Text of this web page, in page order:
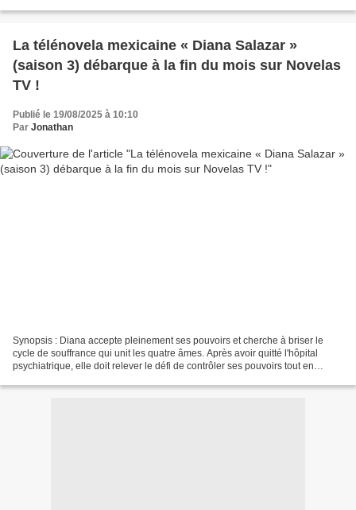
La télénovela mexicaine « Diana Salazar »
(saison 3) débarque à la fin du mois sur Novelas
TV !
Publié le 19/08/2025 à 10:10
Par Jonathan
Synopsis : Diana accepte pleinement ses pouvoirs et cherche à briser le
cycle de souffrance qui unit les quatre âmes. Après avoir quitté l'hôpital
psychiatrique, elle doit relever le défi de contrôler ses pouvoirs tout en